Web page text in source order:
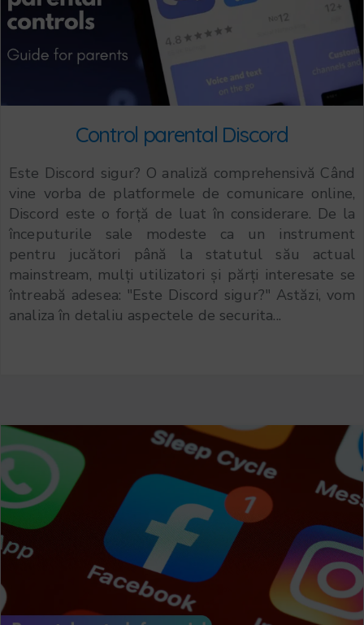
Control parental Discord
Este Discord sigur? O analiză comprehensivă Când
vine vorba de platformele de comunicare online,
Discord este o forță de luat în considerare. De la
începuturile sale modeste ca un instrument
pentru jucători până la statutul său actual
mainstream, mulți utilizatori și părți interesate se
întreabă adesea: "Este Discord sigur?" Astăzi, vom
analiza în detaliu aspectele de securita...